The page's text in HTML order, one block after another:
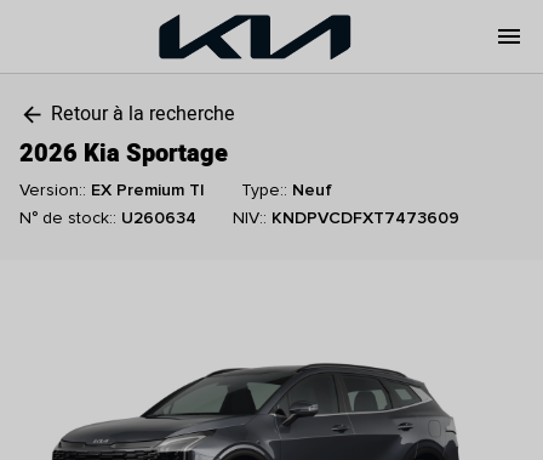
menu
arrow_back Retour à la recherche
2026 Kia Sportage
Version:: EX Premium TI Type:: Neuf
N° de stock:: U260634 NIV:: KNDPVCDFXT7473609